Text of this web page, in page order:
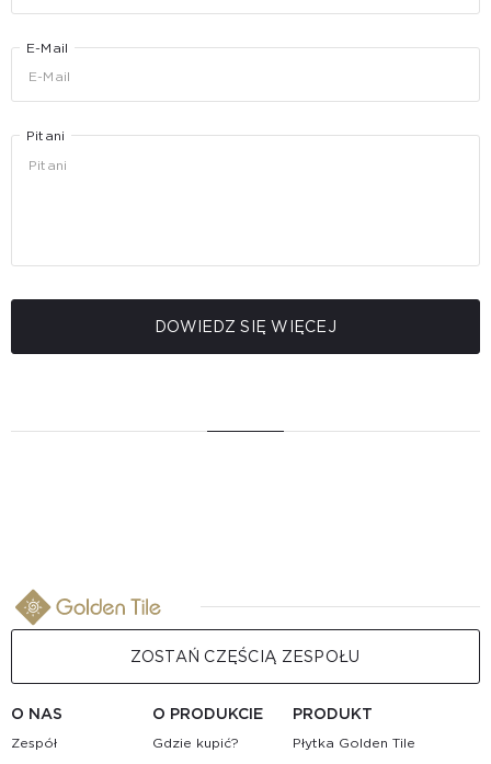
E-Mail
Pitani
DOWIEDZ SIĘ WIĘCEJ
ZOSTAŃ CZĘŚCIĄ ZESPOŁU
O NAS
Zespół
O PRODUKCIE
Gdzie kupić?
PRODUKT
Płytka Golden Tile